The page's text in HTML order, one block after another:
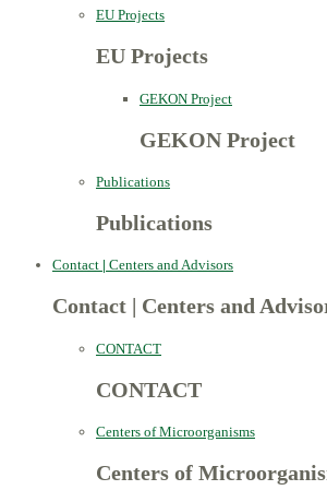
EU Projects
EU Projects
GEKON Project
GEKON Project
Publications
Publications
Contact | Centers and Advisors
Contact Centers and
CONTACT
CONTACT
Centers of Microorganisms
Centers of